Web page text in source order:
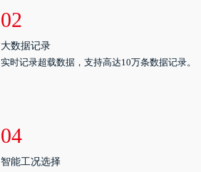
02
大数据记录
实时记录超载数据，支持高达10万条数据记录。
04
智能工况选择